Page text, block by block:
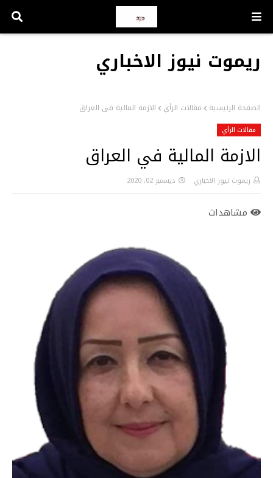
ريموت نيوز الاخباري
الصفحة الرئيسية مقالات الرأي الازمة المالية في العراق
مقالات الرأي
الازمة المالية في العراق
ريموت نيوز الاخباري ديسمبر 02, 2020
مشاهدات